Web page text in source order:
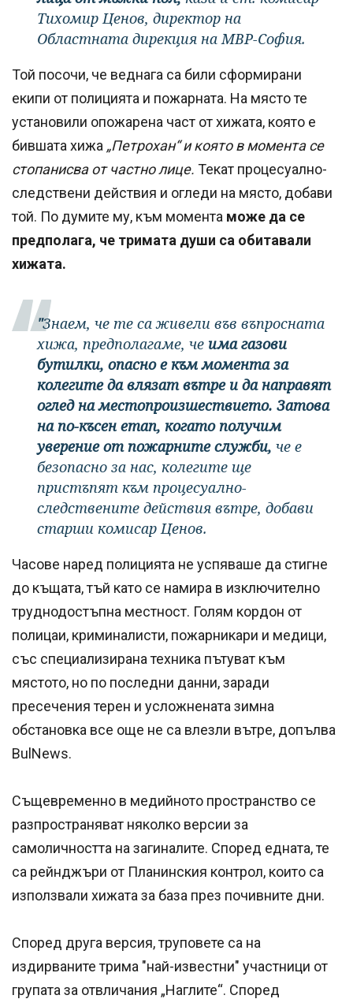
Тихомир Ценов, директор на
Областната дирекция на МВР-София.
Той посочи, че веднага са били сформирани
екипи от полицията и пожарната. На място те
установили опожарена част от хижата, която е
бившата хижа „Петрохан“ и която в момента се
стопанисва от частно лице. Текат процесуално-
следствени действия и огледи на място, добави
той. По думите му, към момента може да се
предполага, че тримата души са обитавали
хижата.
"Знаем, че те са живели във въпросната
хижа, предполагаме, че има газови
бутилки, опасно е към момента за
колегите да влязат вътре и да направят
оглед на местопроизшествието. Затова
на по-късен етап, когато получим
уверение от пожарните служби, че е
безопасно за нас, колегите ще
пристъпят към процесуално-
следствените действия вътре, добави
старши комисар Ценов.
Часове наред полицията не успяваше да стигне
до къщата, тъй като се намира в изключително
труднодостъпна местност. Голям кордон от
полицаи, криминалисти, пожарникари и медици,
със специализирана техника пътуват към
мястото, но по последни данни, заради
пресечения терен и усложнената зимна
обстановка все още не са влезли вътре, допълва
BulNews.
Същевременно в медийното пространство се
разпространяват няколко версии за
самоличността на загиналите. Според едната, те
са рейнджъри от Планинския контрол, които са
използвали хижата за база през почивните дни.
Според друга версия, труповете са на
издирваните трима "най-известни" участници от
групата за отвличания „Наглите“. Според